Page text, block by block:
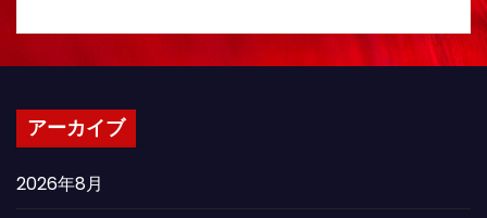
アーカイブ
2026年8月